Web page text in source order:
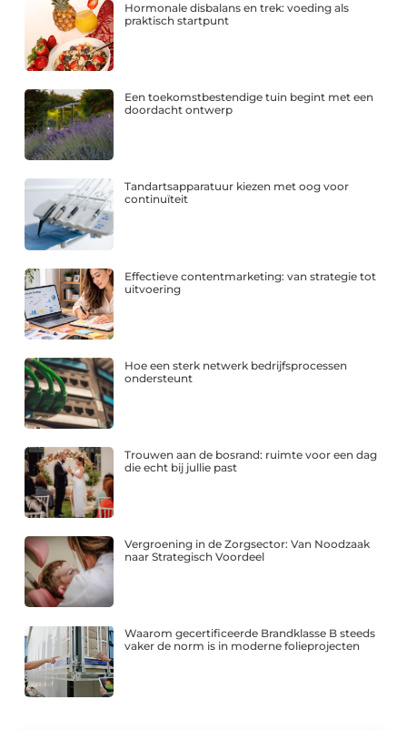
Hormonale disbalans en trek: voeding als
praktisch startpunt
Een toekomstbestendige tuin begint met een
doordacht ontwerp
Tandartsapparatuur kiezen met oog voor
continuïteit
Effectieve contentmarketing: van strategie tot
uitvoering
Hoe een sterk netwerk bedrijfsprocessen
ondersteunt
Trouwen aan de bosrand: ruimte voor een dag
die echt bij jullie past
Vergroening in de Zorgsector: Van Noodzaak
naar Strategisch Voordeel
Waarom gecertificeerde Brandklasse B steeds
vaker de norm is in moderne folieprojecten